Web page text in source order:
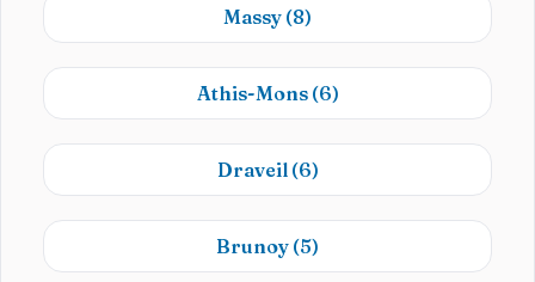
Massy (8)
Athis-Mons (6)
Draveil (6)
Brunoy (5)